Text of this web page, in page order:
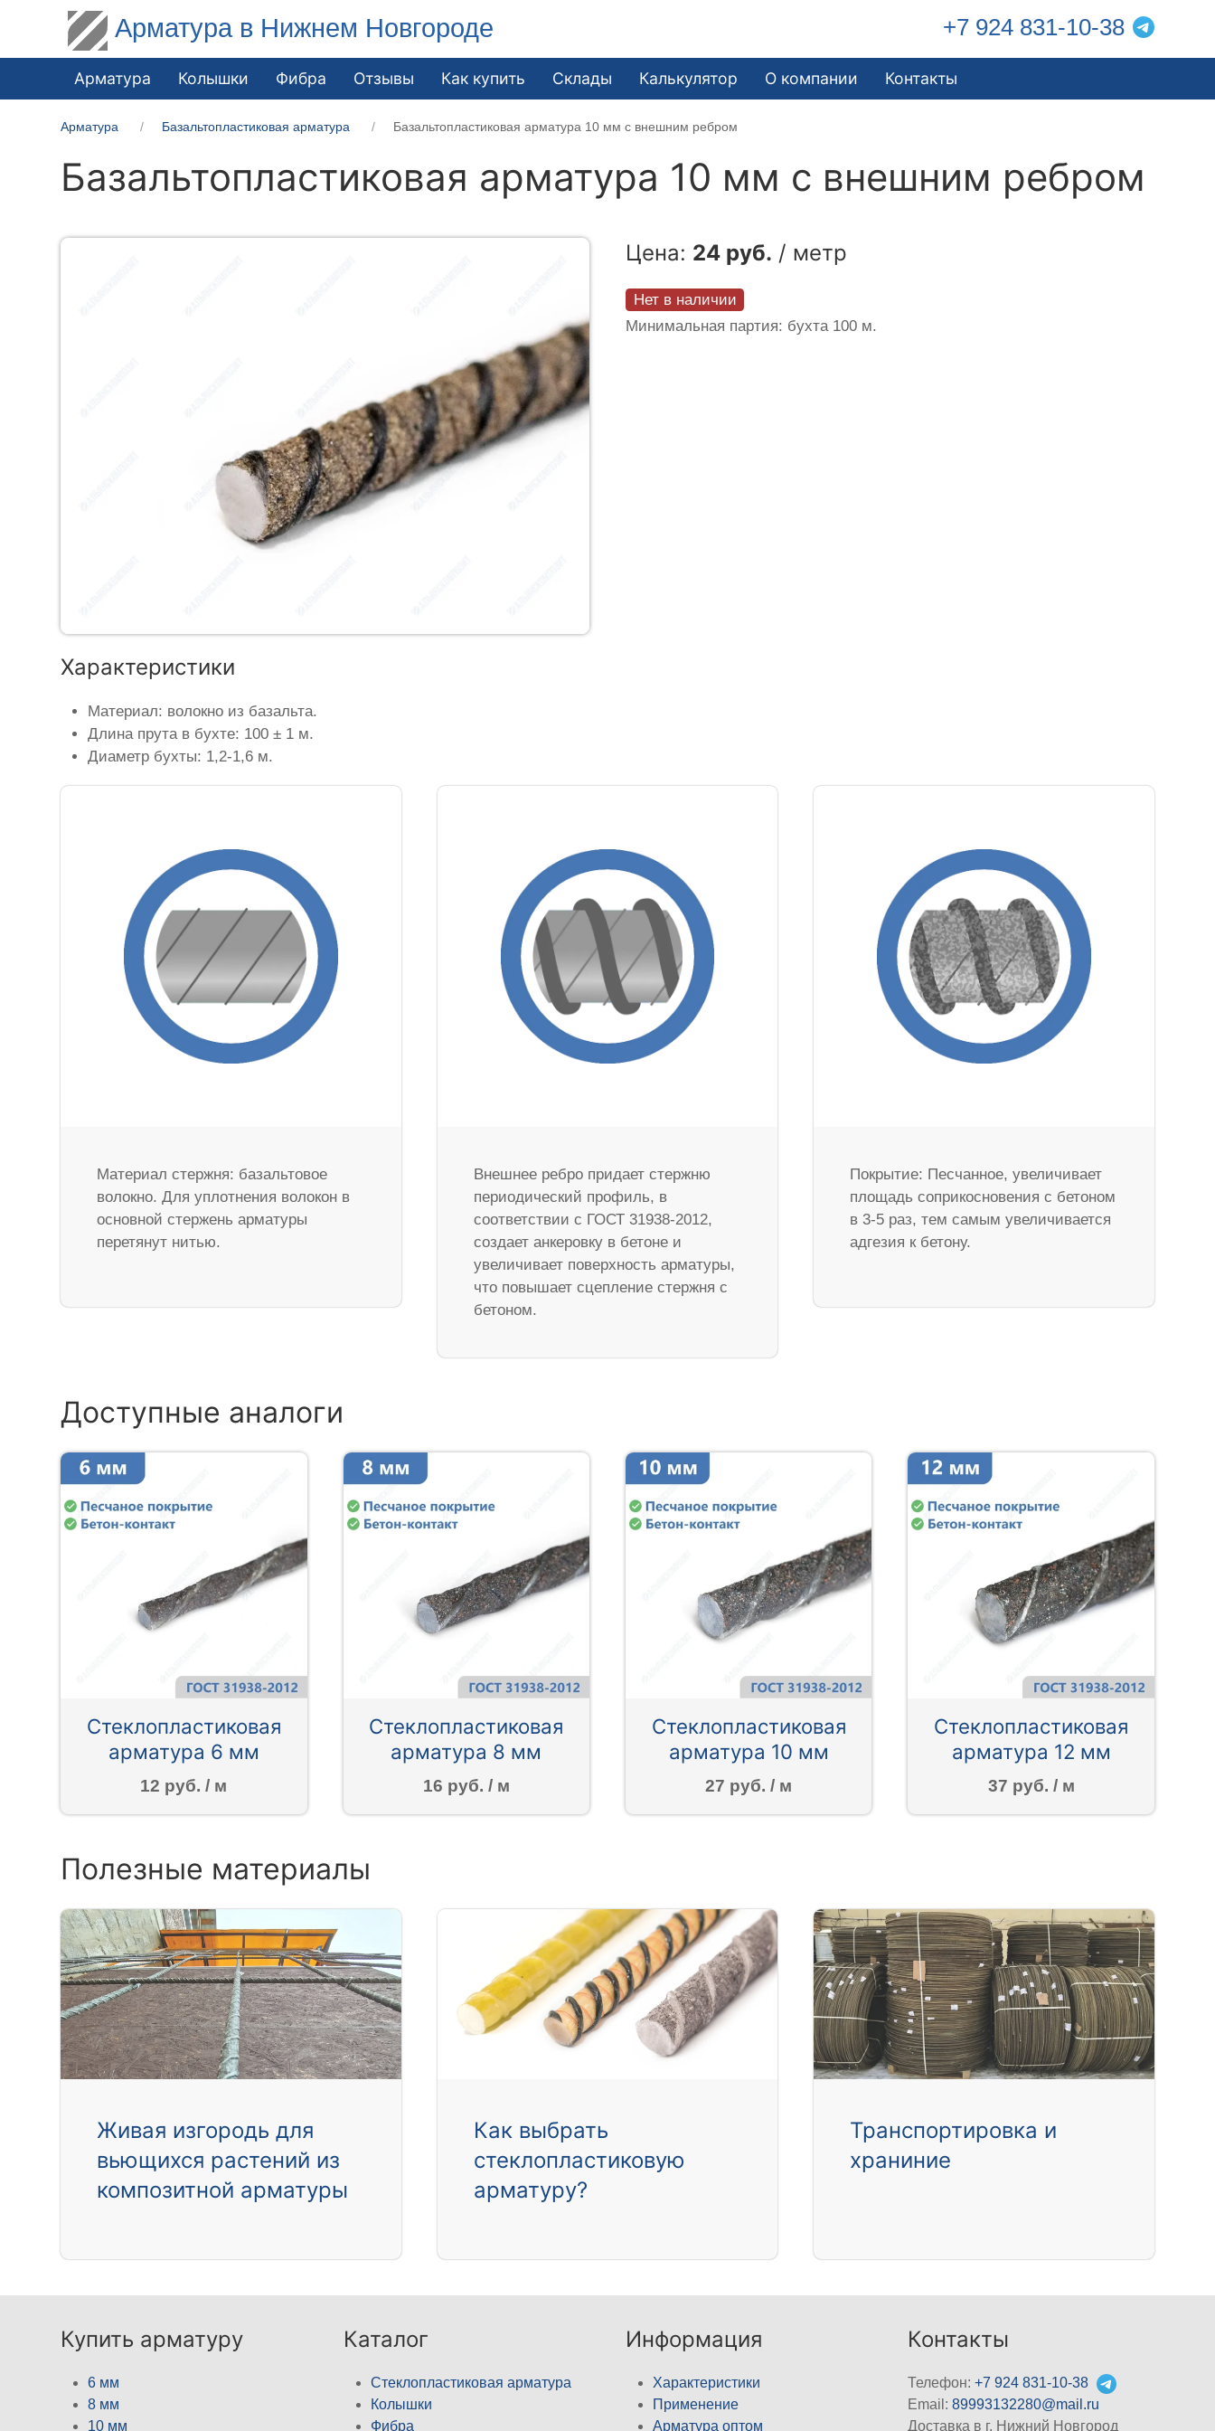
Арматура в Нижнем Новгороде +7 924 831-10-38
Арматура Колышки Фибра Отзывы Как купить Склады Калькулятор О компании Контакты
Арматура Базальтопластиковая арматура Базальтопластиковая арматура 10 мм с внешним ребром
Базальтопластиковая арматура 10 мм с внешним ребром
Цена: 24 руб. / метр
Нет в наличии
Минимальная партия: бухта 100 м.
Характеристики
Материал: волокно из базальта.
Длина прута в бухте: 100 ± 1 м.
Диаметр бухты: 1,2-1,6 м.
Материал стержня: базальтовое
волокно. Для уплотнения волокон в
основной стержень арматуры
перетянут нитью.
Внешнее ребро придает стержню
периодический профиль, в
соответствии с ГОСТ 31938-2012,
создает анкеровку в бетоне и
увеличивает поверхность арматуры,
что повышает сцепление стержня с
бетоном.
Покрытие: Песчанное, увеличивает
площадь соприкосновения с бетоном
в 3-5 раз, тем самым увеличивается
адгезия к бетону.
Доступные аналоги
Стеклопластиковая
арматура 6 мм
12 руб. / м
Стеклопластиковая
арматура 8 мм
16 руб. / м
Стеклопластиковая
арматура 10 мм
27 руб. / м
Стеклопластиковая
арматура 12 мм
37 руб. / м
Полезные материалы
Живая изгородь для
вьющихся растений из
композитной арматуры
Как выбрать
стеклопластиковую
арматуру?
Транспортировка и
храниние
Купить арматуру
6 мм
8 мм
10 мм
Каталог
Стеклопластиковая арматура
Колышки
Фибра
Информация
Характеристики
Применение
Арматура оптом
Контакты
Телефон:+7 924 831-10-38
Email:89993132280@mail.ru
Доставка в г. Нижний Новгород